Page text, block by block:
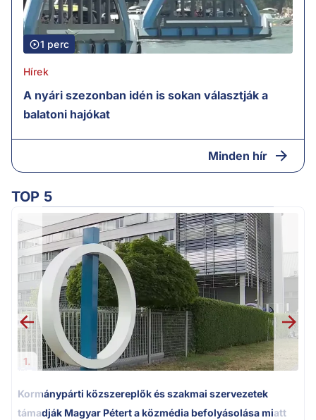
1 perc
Hírek
A nyári szezonban idén is sokan választják a
balatoni hajókat
Minden hír
TOP 5
1.
Kormánypárti közszereplők és szakmai szervezetek
támadják Magyar Pétert a közmédia befolyásolása miatt